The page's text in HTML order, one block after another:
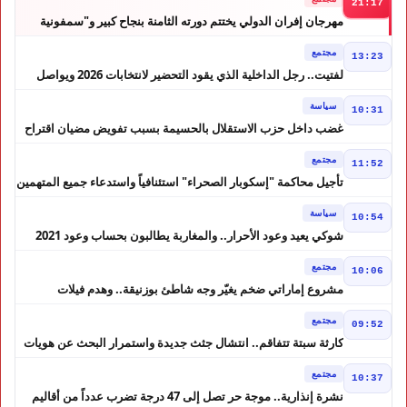
21:17
مهرجان إفران الدولي يختتم دورته الثامنة بنجاح كبير و"سمفونية
13:23 مجتمع
لفتيت.. رجل الداخلية الذي يقود التحضير لانتخابات 2026 ويواصل
10:31 سياسة
غضب داخل حزب الاستقلال بالحسيمة بسبب تفويض مضيان اقتراح
11:52 مجتمع
تأجيل محاكمة "إسكوبار الصحراء" استئنافياً واستدعاء جميع المتهمين
10:54 سياسة
شوكي يعيد وعود الأحرار.. والمغاربة يطالبون بحساب وعود 2021
10:06 مجتمع
مشروع إماراتي ضخم يغيّر وجه شاطئ بوزنيقة.. وهدم فيلات
09:52 مجتمع
كارثة سبتة تتفاقم.. انتشال جثث جديدة واستمرار البحث عن هويات
10:37 مجتمع
نشرة إنذارية.. موجة حر تصل إلى 47 درجة تضرب عدداً من أقاليم